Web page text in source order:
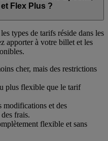
Flex Plus ?
types de tarifs réside dans les
apporter à votre billet et les
cher, mais des restrictions
plus flexible que le tarif
modifications et des
frais.
flexible et sans